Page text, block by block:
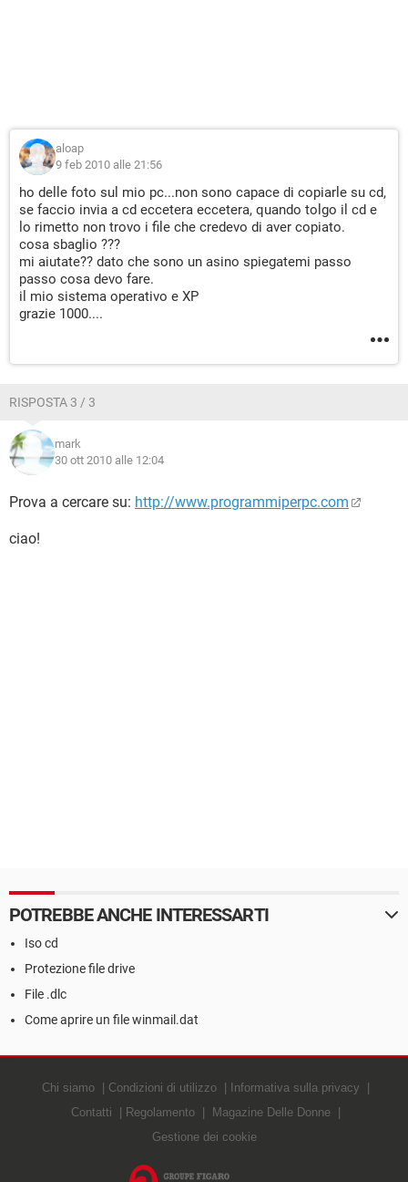
aloap
9 feb 2010 alle 21:56
ho delle foto sul mio pc...non sono capace di copiarle su cd,
se faccio invia a cd eccetera eccetera, quando tolgo il cd e
lo rimetto non trovo i file che credevo di aver copiato.
cosa sbaglio ???
mi aiutate?? dato che sono un asino spiegatemi passo
passo cosa devo fare.
il mio sistema operativo e XP
grazie 1000....
RISPOSTA 3 / 3
mark
30 ott 2010 alle 12:04
Prova a cercare su: http://www.programmiperpc.com
ciao!
POTREBBE ANCHE INTERESSARTI
Iso cd
Protezione file drive
File .dlc
Come aprire un file winmail.dat
Chi siamo Condizioni di utilizzo
Informativa sulla privacy
Contatti
Regolamento
Magazine Delle Donne
Gestione dei cookie